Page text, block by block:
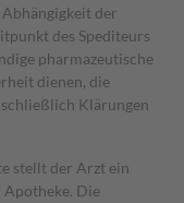
der
des Spediteurs
pharmazeutische
dienen, die
Klärungen
stellt der Arzt ein
Apotheke. Die